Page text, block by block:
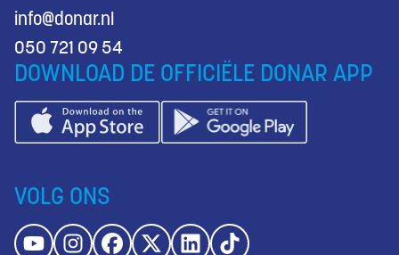
info@donar.nl
050 721 09 54
DOWNLOAD DE OFFICIËLE DONAR APP
VOLG ONS